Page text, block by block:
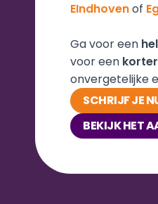
EIndhoven of
Ga voor een
voor een
onvergetelijke
SCHRIJF JE
BEKIJK HET